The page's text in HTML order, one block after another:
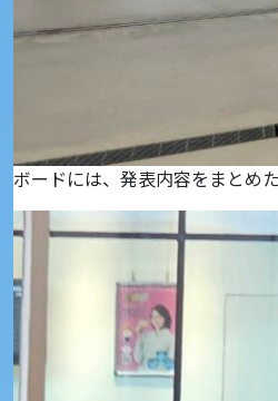
ボードには、発表内容をまとめ